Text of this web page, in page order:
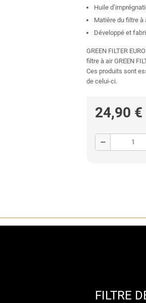
Huile
Matière du filtre à
Développé et
GREEN FILTER
filtre à air GREEN
Ces produits sont
de celui-ci.
24,90 €
remove
FILTRE